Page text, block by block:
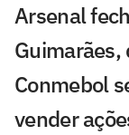
Arsenal
Guimarães,
Conmebol
vender